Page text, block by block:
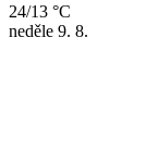
24/13 °C
neděle 9. 8.